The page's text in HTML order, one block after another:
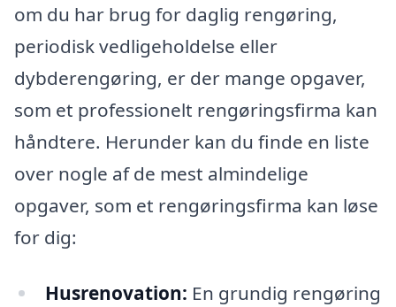
om du har brug for daglig rengøring,
periodisk vedligeholdelse eller
dybderengøring, er der mange opgaver,
som et professionelt rengøringsfirma kan
håndtere. Herunder kan du finde en liste
over nogle af de mest almindelige
opgaver, som et rengøringsfirma kan løse
for dig:
Husrenovation: En grundig rengøring